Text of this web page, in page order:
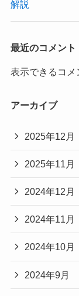
解説
最近のコメント
表示できるコメ
アーカイブ
2025年12月
2025年11月
2024年12月
2024年11月
2024年10月
2024年9月